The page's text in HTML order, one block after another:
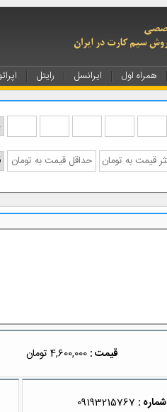
همراه اول ایرانسل رایتل
قیمت : 4,600,000 تومان
شماره : 09193215767